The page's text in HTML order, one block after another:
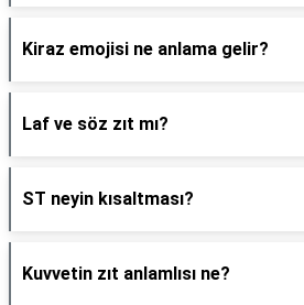
Kiraz emojisi ne anlama gelir?
Laf ve söz zıt mı?
ST neyin kısaltması?
Kuvvetin zıt anlamlısı ne?